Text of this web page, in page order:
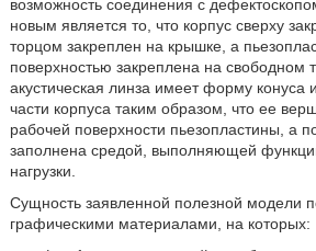
возможность соединения с
новым является то, что корпус сверху
торцом закреплен на крышке, а
поверхностью закреплена на свободном
акустическая линза имеет форму конуса
части корпуса таким образом, что ее
рабочей поверхности пьезопластины, а
заполнена средой, выполняющей
нагрузки.
Сущность заявленной полезной модели
графическими материалами, на которых: